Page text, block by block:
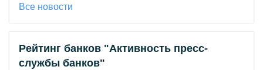
Все новости
Рейтинг банков "Активность пресс-
службы банков"